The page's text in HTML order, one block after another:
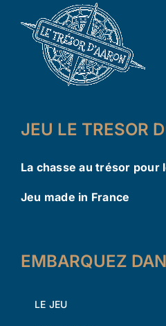
JEU LE TRESOR
La chasse au trésor pour
Jeu made in France
EMBARQUEZ
LE JEU